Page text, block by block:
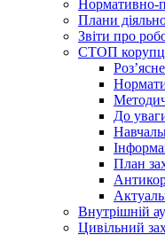
Нормативно-
Плани
Звіти про
СТОП
До
План
Внутрішній
Цивільний